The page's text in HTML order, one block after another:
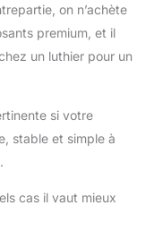
on n’achète
premium, et il
un luthier pour un
si votre
stable et simple à
cas il vaut mieux